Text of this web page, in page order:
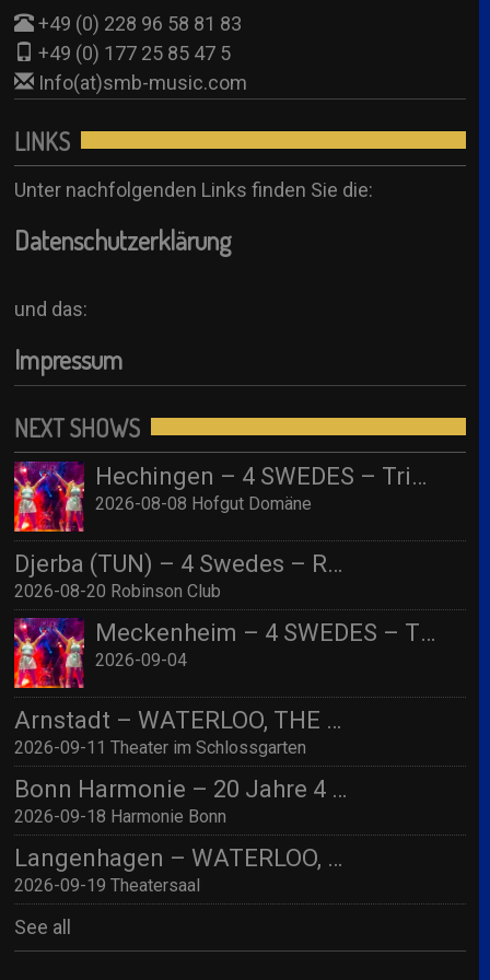
+49 (0) 228 96 58 81 83
+49 (0) 177 25 85 47 5
Info(at)smb-music.com
LINKS
Unter nachfolgenden Links finden Sie die:
Datenschutzerklärung
und das:
Impressum
NEXT SHOWS
Hechingen – 4 SWEDES – Tribute to ABBA/ Hofgut Domäne
2026-08-08 Hofgut Domäne
Djerba (TUN) – 4 Swedes – Robinson Djerba Bahia
2026-08-20 Robinson Club
Meckenheim – 4 SWEDES – TBA
2026-09-04
Arnstadt – WATERLOO, THE ABBA SHOW (by 4 Swedes – A Tribute To Abba) mit Streichquartett
2026-09-11 Theater im Schlossgarten
Bonn Harmonie – 20 Jahre 4 SWEDES – A Tribute to Abba / Jubiläumskonzert!
2026-09-18 Harmonie Bonn
Langenhagen – WATERLOO, THE ABBA SHOW (by 4 Swedes – A Tribute To Abba) mit Streichquartett
2026-09-19 Theatersaal
See all